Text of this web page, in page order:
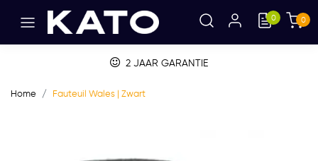
0 0
2 JAAR GARANTIE
Home Fauteuil Wales | Zwart